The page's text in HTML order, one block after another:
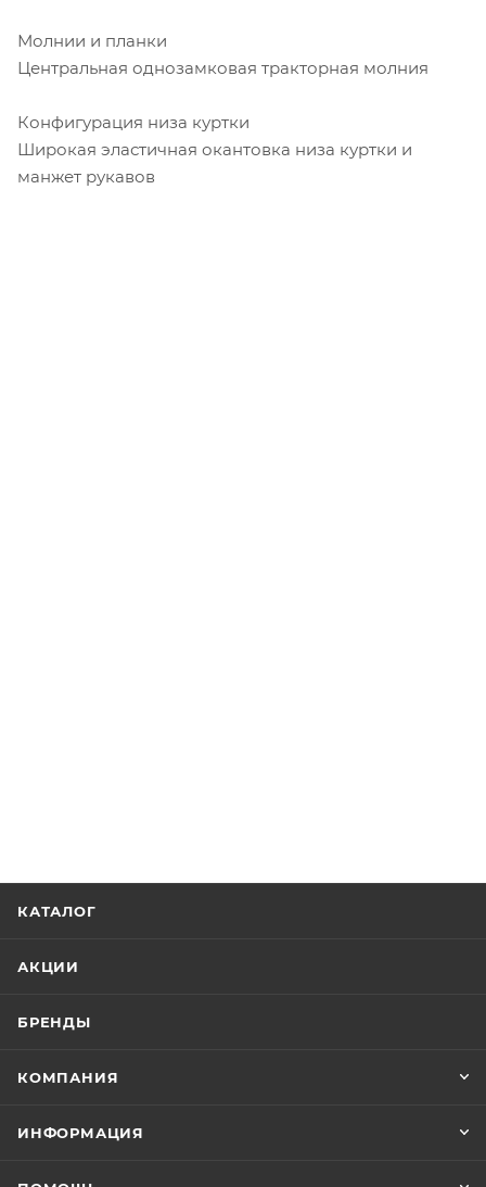
Молнии и планки
Центральная однозамковая тракторная молния
Конфигурация низа куртки
Широкая эластичная окантовка низа куртки и
манжет рукавов
КАТАЛОГ
АКЦИИ
БРЕНДЫ
КОМПАНИЯ
ИНФОРМАЦИЯ